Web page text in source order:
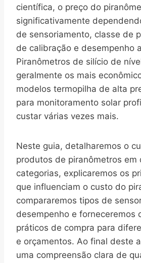
científica, o preço do
significativamente
de sensoriamento, classe de
de calibração e desempenho
Piranômetros de silício de
geralmente os mais
modelos termopilha de alta
para monitoramento solar
custar várias vezes mais.
Neste guia, detalharemos o
produtos de piranômetros em
categorias, explicaremos os
que influenciam o custo do
compararemos tipos de
desempenho e forneceremos
práticos de compra para
e orçamentos. Ao final deste
uma compreensão clara de